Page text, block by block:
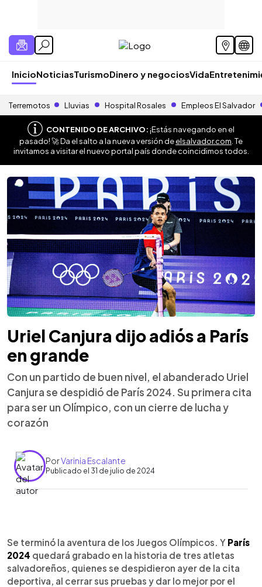
InicioNoticiasTurismoDinero y negociosVida
Terremotos Lluvias Hospital Rosales Empleos El Salvador
CONTENIDO DE ARCHIVO:¡Estás navegando en el
pasado! 🚀 Da el salto a la nueva versión deelsalvador.com . Te
invitamos a visitar el nuevo portal país donde coincidimos todos.
Uriel Canjura dijo adiós a París
en grande
Con un partido de buen nivel, el abanderado Uriel
Canjura se despidió de París 2024. Su primera cita
para ser un Olímpico, con un cierre de lucha y
corazón
PorVarinia Escalante
Publicado el 31 de julio de 2024
► Escuchar artículo
Se terminó la aventura de los Juegos Olímpicos. Y París
2024 quedará grabado en la historia de tres atletas
salvadoreños, quienes se despidieron ayer de la cita
deportiva, al cerrar sus pruebas y dar lo mejor por el